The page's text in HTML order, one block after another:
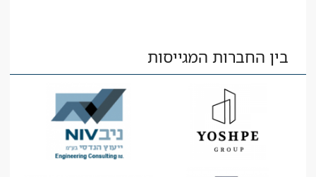
בין החברות המגייסות